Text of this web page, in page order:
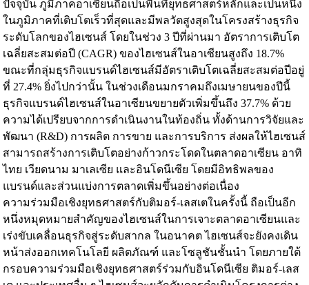
ปัจจุบัน ภูมิภาคอาเซียนถือเป็นพื้นที่ยุทธศาสตร์หลักและเป็นหนึ่ง
ในภูมิภาคที่เติบโตเร็วที่สุดและมีพลวัตสูงสุดในโครงสร้างธุรกิจ
ระดับโลกของไฮเซนส์ โดยในช่วง 3 ปีที่ผ่านมา อัตราการเติบโต
เฉลี่ยสะสมต่อปี (CAGR) ของไฮเซนส์ในอาเซียนสูงถึง 18.7%
ขณะที่กลุ่มธุรกิจแบรนด์ไฮเซนส์มีอัตราเติบโตเฉลี่ยสะสมต่อปีอยู่
ที่ 27.4% ยิ่งไปกว่านั้น ในช่วงเดือนมกราคมถึงเมษายนของปีนี้
ธุรกิจแบรนด์ไฮเซนส์ในอาเซียนขยายตัวเพิ่มขึ้นถึง 37.7% ด้วย
ความได้เปรียบจากการดำเนินงานในท้องถิ่น ทั้งด้านการวิจัยและ
พัฒนา (R&D) การผลิต การขาย และการบริการ ส่งผลให้ไฮเซนส์
สามารถสร้างการเติบโตอย่างก้าวกระโดดในตลาดอาเซียน อาทิ
ไทย เวียดนาม มาเลเซีย และอินโดนีเซีย โดยมีอิทธิพลของ
แบรนด์และส่วนแบ่งการตลาดเพิ่มขึ้นอย่างต่อเนื่อง
ความร่วมมือเชิงยุทธศาสตร์กับติมอร์-เลสเตในครั้งนี้ ถือเป็นอีก
หนึ่งหมุดหมายสำคัญของไฮเซนส์ในการเจาะตลาดอาเซียนและ
เร่งขับเคลื่อนธุรกิจสู่ระดับสากล ในอนาคต ไฮเซนส์จะยังคงเดิน
หน้าส่งออกเทคโนโลยี ผลิตภัณฑ์ และโซลูชันชั้นนำ โดยภายใต้
กรอบความร่วมมือเชิงยุทธศาสตร์ร่วมกับอินโดนีเซีย ติมอร์-เลส